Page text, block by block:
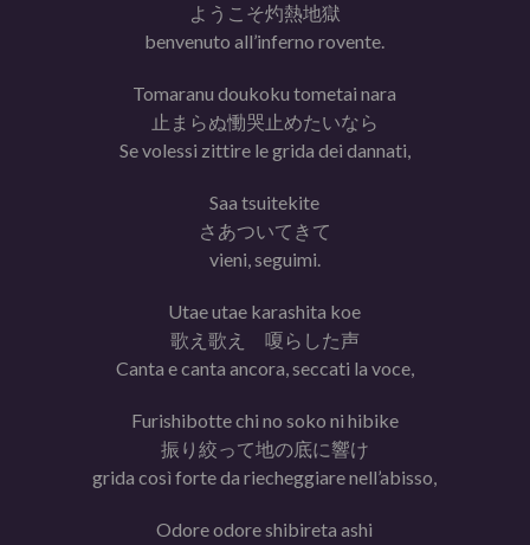
ようこそ灼熱地獄
benvenuto all’inferno rovente.
Tomaranu doukoku tometai nara
止まらぬ慟哭止めたいなら
Se volessi zittire le grida dei dannati,
Saa tsuitekite
さあついてきて
vieni, seguimi.
Utae utae karashita koe
歌え歌え 嗄らした声
Canta e canta ancora, seccati la voce,
Furishibotte chi no soko ni hibike
振り絞って地の底に響け
grida così forte da riecheggiare nell’abisso,
Odore odore shibireta ashi